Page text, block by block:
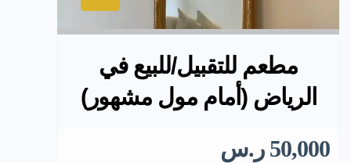
مطعم للتقبيل/للبيع في
الرياض (أمام مول مشهور)
50,000 ر.س